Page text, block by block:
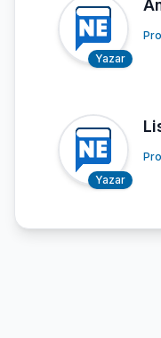
Yazar
Yazar